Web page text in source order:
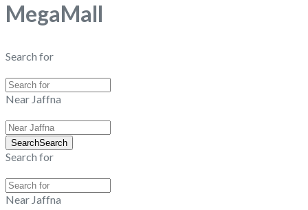
MegaMall
Search for
Near Jaffna
SearchSearch
Search for
Near Jaffna